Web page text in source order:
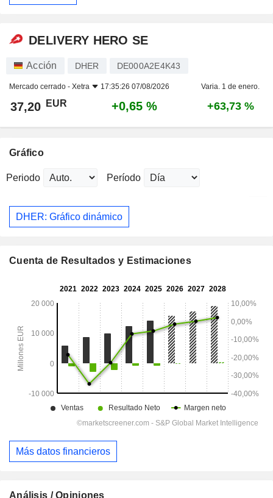
DELIVERY HERO SE
Acción DHER DE000A2E4K43
Mercado cerrado - Xetra 17:35:26 07/08/2026 Varia. 1 de enero.
37,20 EUR +0,65 % +63,73 %
Gráfico
Periodo Período
DHER: Gráfico dinámico
Cuenta de Resultados y Estimaciones
Más datos financieros
Análisis / Opiniones